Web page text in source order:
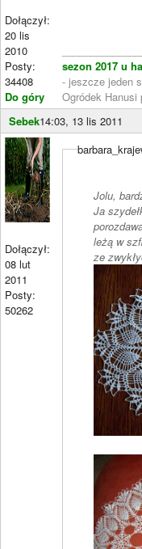
Dołączył:
20 lis
2010
Posty:
34408
Do góry
sezon 2017 u
- jeszcze jeden
Ogródek Hanusi
Sebek14:03, 13 lis 2011
Dołączył:
08 lut
2011
Posty:
50262
Jolu,
Ja
leżą w
ze